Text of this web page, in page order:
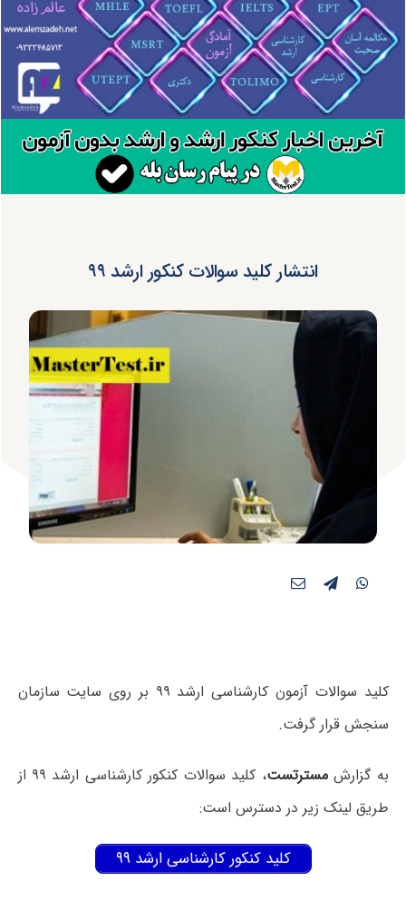
انتشار کلید سوالات کنکور ارشد ۹۹
کلید سوالات آزمون کارشناسی ارشد ۹۹ بر روی سایت سازمان
سنجش قرار گرفت.
به گزارشمسترتست
، کلید سوالات کنکور کارشناسی ارشد ۹۹ از
طریق لینک زیر در دسترس است:
کلید کنکور کارشناسی ارشد ۹۹